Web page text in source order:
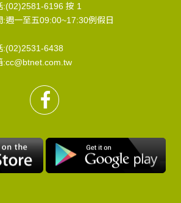
:(02)2581-6196 按 1
:週一至五09:00~17:30例假日
:(02)2531-6438
:cc@btnet.com.tw